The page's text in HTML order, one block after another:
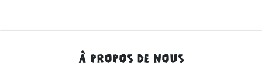
À PROPOS DE NOUS